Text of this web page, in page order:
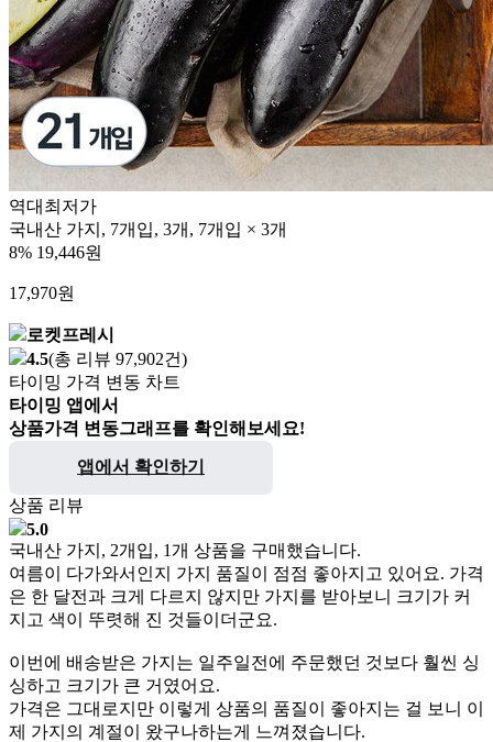
역대최저가
국내산 가지, 7개입, 3개, 7개입 × 3개
8% 19,446원
17,970원
로켓프레시
4.5(총 리뷰 97,902건)
타이밍 가격 변동 차트
타이밍 앱에서
상품가격 변동그래프를 확인해보세요!
앱에서 확인하기
상품 리뷰
5.0
국내산 가지, 2개입, 1개 상품을 구매했습니다.
여름이 다가와서인지 가지 품질이 점점 좋아지고 있어요. 가격
은 한 달전과 크게 다르지 않지만 가지를 받아보니 크기가 커
지고 색이 뚜렷해 진 것들이더군요.
이번에 배송받은 가지는 일주일전에 주문했던 것보다 훨씬 싱
싱하고 크기가 큰 거였어요.
가격은 그대로지만 이렇게 상품의 품질이 좋아지는 걸 보니 이
제 가지의 계절이 왔구나하는게 느껴졌습니다.